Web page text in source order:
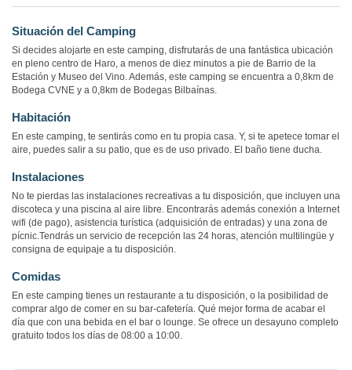
Situación del Camping
Si decides alojarte en este camping, disfrutarás de una fantástica ubicación
en pleno centro de Haro, a menos de diez minutos a pie de Barrio de la
Estación y Museo del Vino. Además, este camping se encuentra a 0,8km de
Bodega CVNE y a 0,8km de Bodegas Bilbaínas.
Habitación
En este camping, te sentirás como en tu propia casa. Y, si te apetece tomar el
aire, puedes salir a su patio, que es de uso privado. El baño tiene ducha.
Instalaciones
No te pierdas las instalaciones recreativas a tu disposición, que incluyen una
discoteca y una piscina al aire libre. Encontrarás además conexión a Internet
wifi (de pago), asistencia turística (adquisición de entradas) y una zona de
pícnic.Tendrás un servicio de recepción las 24 horas, atención multilingüe y
consigna de equipaje a tu disposición.
Comidas
En este camping tienes un restaurante a tu disposición, o la posibilidad de
comprar algo de comer en su bar-cafetería. Qué mejor forma de acabar el
día que con una bebida en el bar o lounge. Se ofrece un desayuno completo
gratuito todos los días de 08:00 a 10:00.